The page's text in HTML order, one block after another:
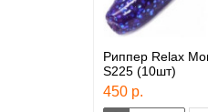
Риппер Relax
S225 (10шт)
450 р.